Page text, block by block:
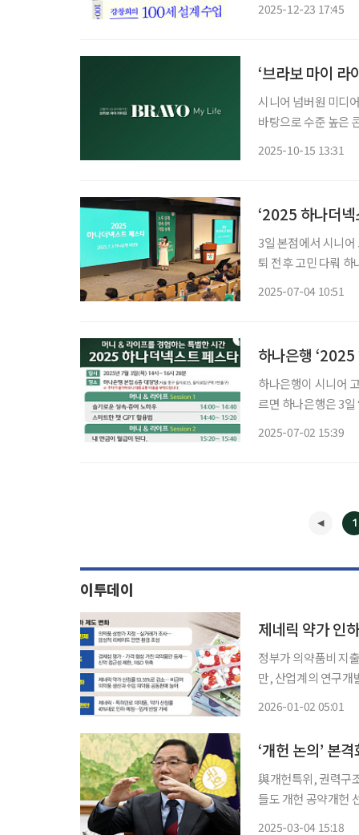
2025-12-23 17:45
‘브라보 마이 라
시니어 넘버원 미디
바탕으로 수준 높은
2025-10-15 13:31
‘2025 하나더넥
3일 본점에서 시니
퇴 전후 고민 다뤄 하나은행은 3일 서울 중구 을지로 본점에서 열린 ‘2025 하나더넥스트 페스
2025-07-04 10:51
하나은행 ‘2025
하나은행이 시니어 고객
르면 하나은행은 3일
2025-07-02 15:39
1
이투데이
제네릭 약가 인
정부가 의약품비 지
만, 산업계의 연구개
2026-01-02 05:01
‘개헌 논의’ 본
與개헌특위, 권력구
들도 개헌 공약개헌
2025-03-04 15:18